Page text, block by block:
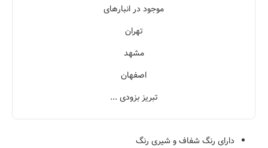
موجود در انبارهای
تهران
مشهد
اصفهان
تبریز بزودی ...
دارای رنگ شفاف و شیری رنگ